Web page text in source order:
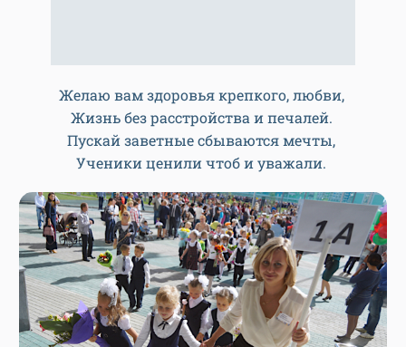
Желаю вам здоровья крепкого, любви,
Жизнь без расстройства и печалей.
Пускай заветные сбываются мечты,
Ученики ценили чтоб и уважали.